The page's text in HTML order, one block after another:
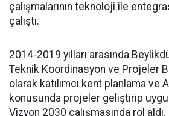
çalışmalarının teknoloji ile
çalıştı.
2014-2019 yılları arasında
Teknik Koordinasyon ve Projeler
olarak katılımcı kent planlama ve
konusunda projeler geliştirip
Vizyon 2030 çalışmasında rol aldı.